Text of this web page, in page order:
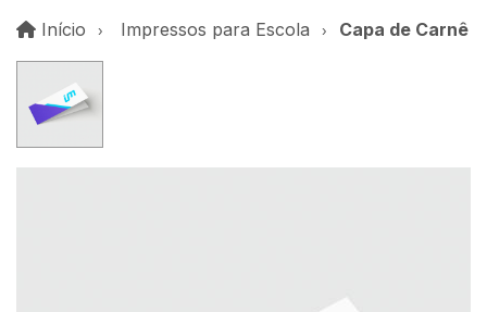
Início InícioImpressos para Escola Capa de Carnê